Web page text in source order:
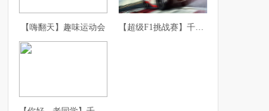
【嗨翻天】趣味运动会 【超级F1挑战赛】千橡团建体验课